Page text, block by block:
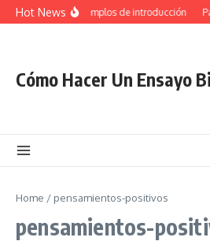
Saltar al contenido
Hot News34 Ejemplos de introducción
Cómo Hacer Un Ensayo
Home / pensamientos-positivos
pensamientos-